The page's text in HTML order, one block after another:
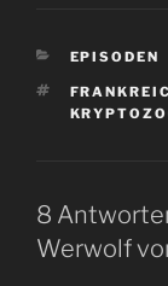
EPISODEN
8
Werwolf